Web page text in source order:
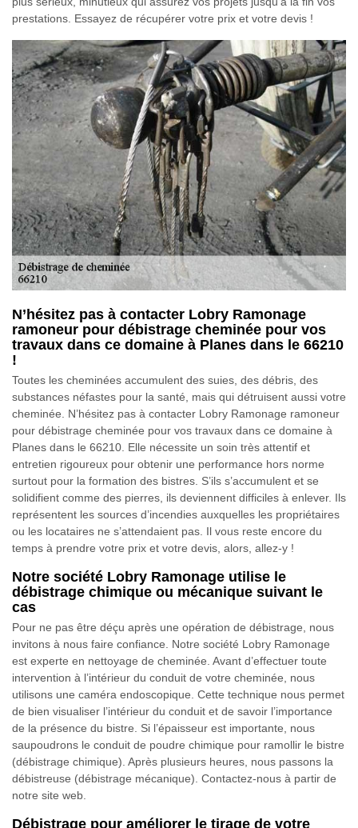
prestations. Essayez de récupérer votre prix et votre devis !
N’hésitez pas à contacter Lobry Ramonage
ramoneur pour débistrage cheminée pour vos
travaux dans ce domaine à Planes dans le 66210
!
Toutes les cheminées accumulent des suies, des débris, des
substances néfastes pour la santé, mais qui détruisent aussi votre
cheminée. N’hésitez pas à contacter Lobry Ramonage ramoneur
pour débistrage cheminée pour vos travaux dans ce domaine à
Planes dans le 66210. Elle nécessite un soin très attentif et
entretien rigoureux pour obtenir une performance hors norme
surtout pour la formation des bistres. S’ils s’accumulent et se
solidifient comme des pierres, ils deviennent difficiles à enlever. Ils
représentent les sources d’incendies auxquelles les propriétaires
ou les locataires ne s’attendaient pas. Il vous reste encore du
temps à prendre votre prix et votre devis, alors, allez-y !
Notre société Lobry Ramonage utilise le
débistrage chimique ou mécanique suivant le
cas
Pour ne pas être déçu après une opération de débistrage, nous
invitons à nous faire confiance. Notre société Lobry Ramonage
est experte en nettoyage de cheminée. Avant d’effectuer toute
intervention à l’intérieur du conduit de votre cheminée, nous
utilisons une caméra endoscopique. Cette technique nous permet
de bien visualiser l’intérieur du conduit et de savoir l’importance
de la présence du bistre. Si l’épaisseur est importante, nous
saupoudrons le conduit de poudre chimique pour ramollir le bistre
(débistrage chimique). Après plusieurs heures, nous passons la
débistreuse (débistrage mécanique). Contactez-nous à partir de
notre site web.
Débistrage pour améliorer le tirage de votre